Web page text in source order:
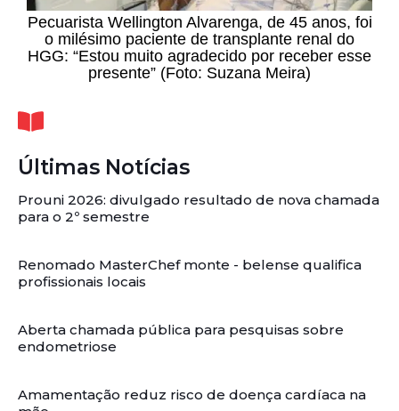
Pecuarista Wellington Alvarenga, de 45 anos, foi
o milésimo paciente de transplante renal do
HGG: “Estou muito agradecido por receber esse
presente” (Foto: Suzana Meira)
Últimas Notícias
Prouni 2026: divulgado resultado de nova chamada
para o 2º semestre
Renomado MasterChef monte - belense qualifica
profissionais locais
Aberta chamada pública para pesquisas sobre
endometriose
Amamentação reduz risco de doença cardíaca na